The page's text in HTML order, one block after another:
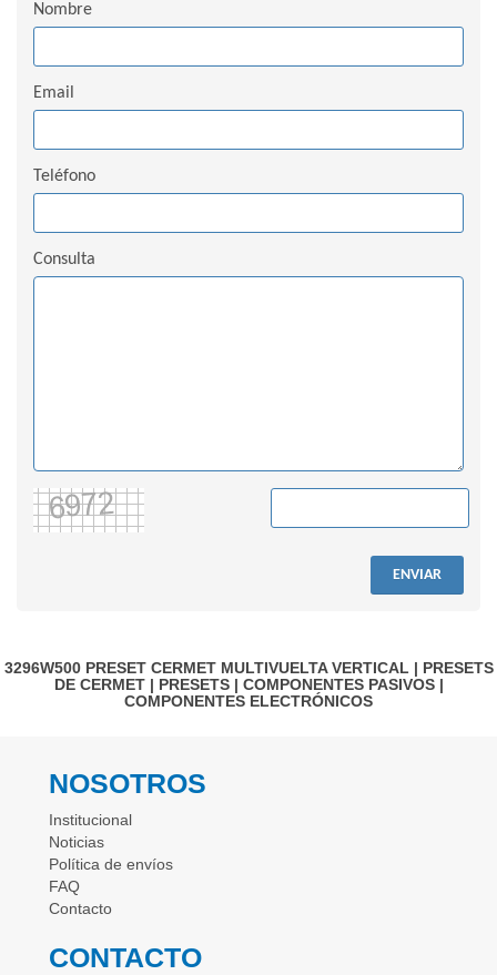
Nombre
Email
Teléfono
Consulta
ENVIAR
3296W500 PRESET CERMET MULTIVUELTA VERTICAL | PRESETS
DE CERMET| PRESETS| COMPONENTES PASIVOS|
COMPONENTES ELECTRÓNICOS
NOSOTROS
Institucional
Noticias
Política de envíos
FAQ
Contacto
CONTACTO